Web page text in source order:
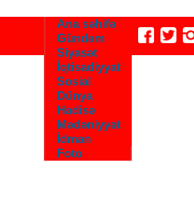
Ana səhifə
Gündəm
Siyasət
İqtisadiyyat
Sosial
Dünya
Hadisə
Mədəniyyət
İdman
Foto